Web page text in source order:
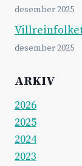
desember 2025
desember 2025
ARKIV
2026
2025
2024
2023